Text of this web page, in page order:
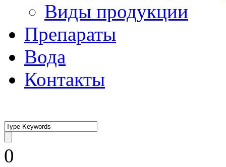
Виды продукции
Препараты
Вода
Контакты
0